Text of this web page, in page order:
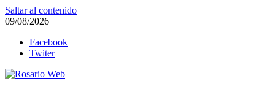
Saltar al contenido
09/08/2026
Facebook
Twiter